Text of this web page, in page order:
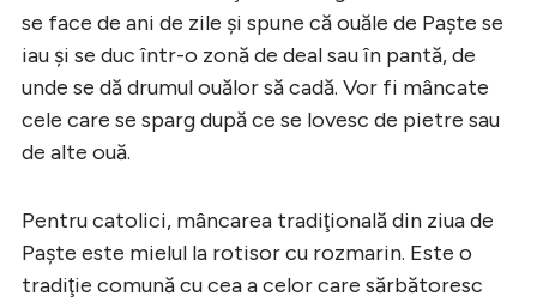
se face de ani de zile şi spune că ouăle de Paşte se
iau şi se duc într-o zonă de deal sau în pantă, de
unde se dă drumul ouălor să cadă. Vor fi mâncate
cele care se sparg după ce se lovesc de pietre sau
de alte ouă.
Pentru catolici, mâncarea tradiţională din ziua de
Paşte este mielul la rotisor cu rozmarin. Este o
tradiţie comună cu cea a celor care sărbătoresc